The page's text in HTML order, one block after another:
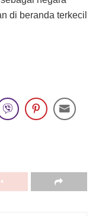
di beranda terkecil